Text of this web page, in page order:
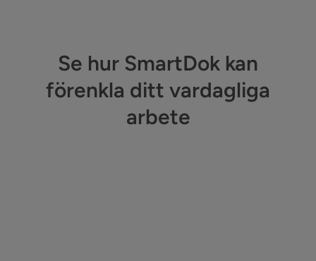
Se hur SmartDok kan
förenkla ditt vardagliga
arbete